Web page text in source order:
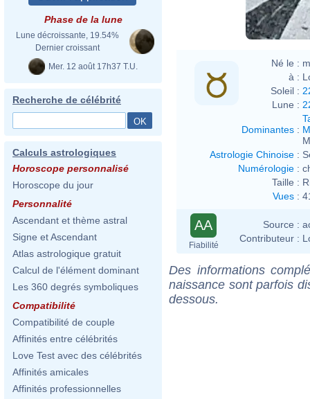
Phase de la lune
Lune décroissante, 19.54%
Dernier croissant
Mer. 12 août 17h37 T.U.
Recherche de célébrité
Calculs astrologiques
Horoscope personnalisé
Horoscope du jour
Personnalité
Ascendant et thème astral
Signe et Ascendant
Atlas astrologique gratuit
Calcul de l'élément dominant
Les 360 degrés symboliques
Compatibilité
Compatibilité de couple
Affinités entre célébrités
Love Test avec des célébrités
Affinités amicales
Affinités professionnelles
Né le :
à :
Soleil :
Lune :
Dominantes :
Astrologie Chinoise :
Numérologie :
Taille :
Vues :
AA
Fiabilité
Source :
Contributeur :
Des informations
naissance sont parfois
dessous.